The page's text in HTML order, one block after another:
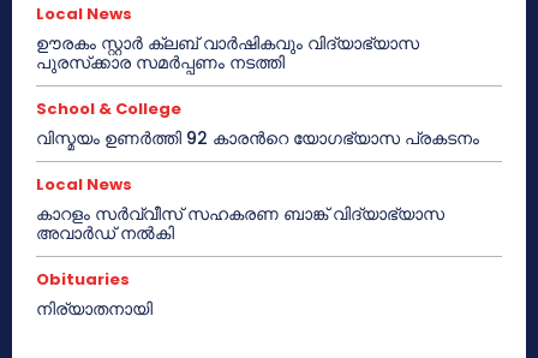
Local News
ഊരകം സ്റ്റാർ ക്ലബ് വാർഷികവും വിദ്യാഭ്യാസ
പുരസ്‌ക്കാര സമർപ്പണം നടത്തി
School & College
വിസ്മയം ഉണർത്തി 92 കാരൻറെ യോഗഭ്യാസ പ്രകടനം
Local News
കാറളം സർവ്വീസ് സഹകരണ ബാങ്ക് വിദ്യാഭ്യാസ
അവാർഡ് നൽകി
Obituaries
നിര്യാതനായി